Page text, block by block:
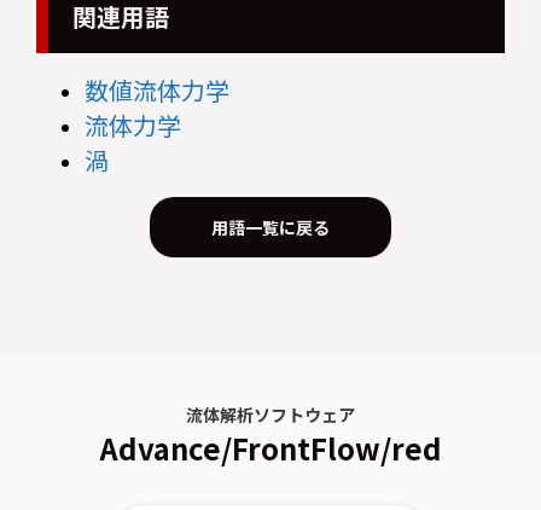
関連用語
数値流体力学
流体力学
渦
用語一覧に戻る
流体解析ソフトウェア
Advance/FrontFlow/red